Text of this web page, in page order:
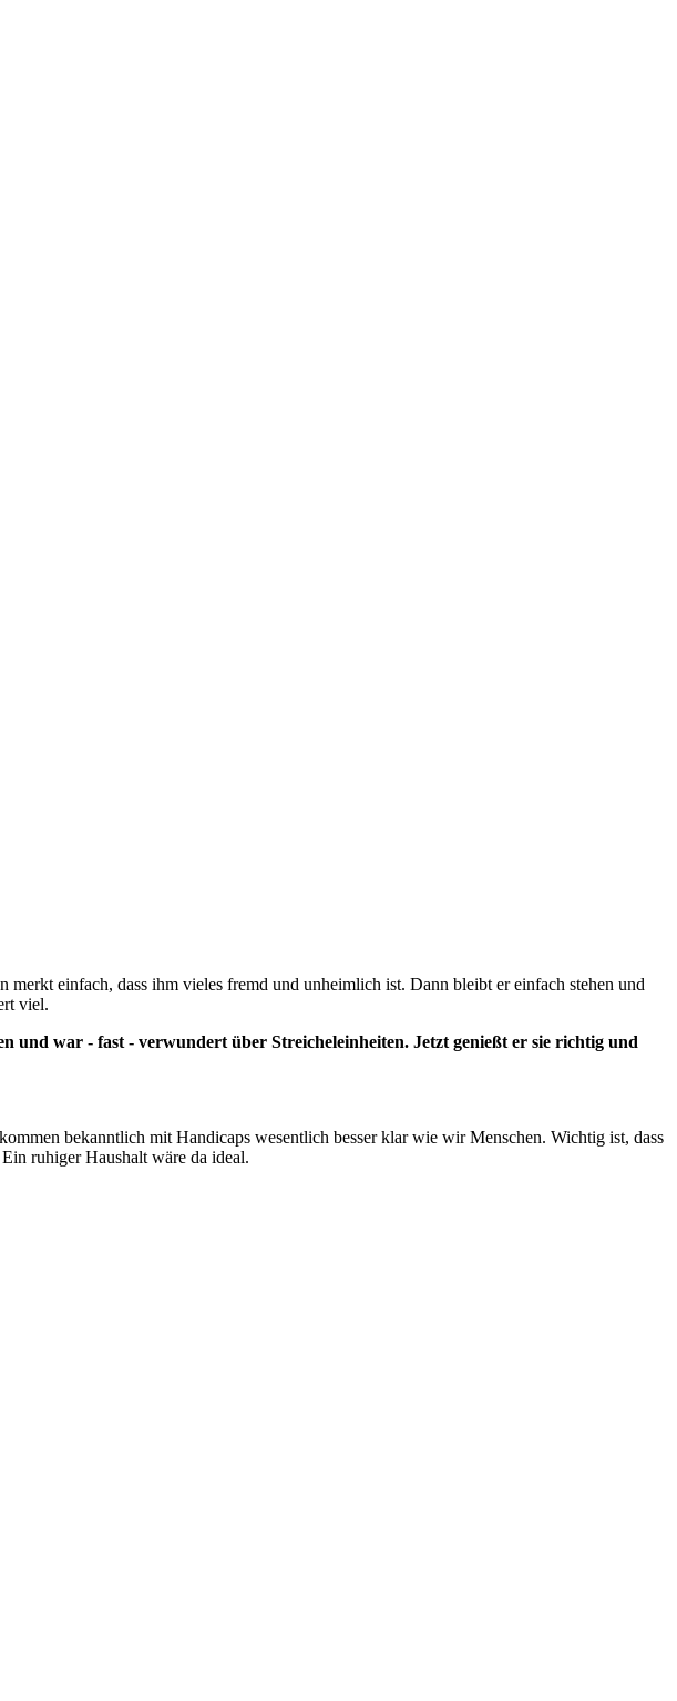
einfach, dass ihm vieles fremd und unheimlich ist. Dann bleibt er einfach stehen und
viel.
und war - fast - verwundert über Streicheleinheiten. Jetzt genießt er sie richtig und
bekanntlich mit Handicaps wesentlich besser klar wie wir Menschen. Wichtig ist, dass
ruhiger Haushalt wäre da ideal.